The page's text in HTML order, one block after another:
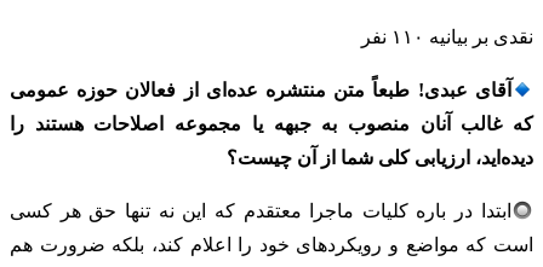
نقدی بر بیانیه ۱۱۰ نفر
آقای عبدی! طبعاً متن منتشره عده‌ای از فعالان حوزه عمومی
که غالب آنان منصوب به جبهه یا مجموعه اصلاحات هستند را
دیده‌اید، ارزیابی کلی شما از آن چیست؟
ابتدا در باره کلیات ماجرا معتقدم که این نه تنها حق هر کسی
است که مواضع و رویکردهای خود را اعلام کند، بلکه ضرورت هم